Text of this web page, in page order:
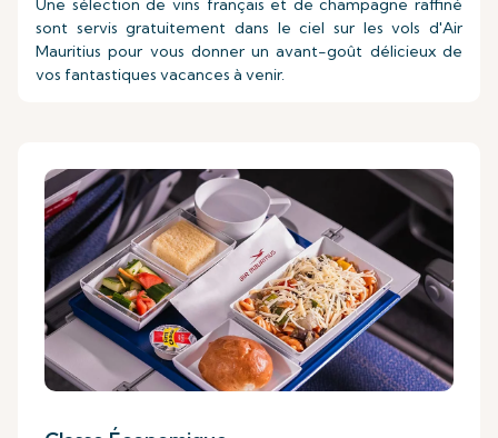
Une sélection de vins français et de champagne raffiné
sont servis gratuitement dans le ciel sur les vols d'Air
Mauritius pour vous donner un avant-goût délicieux de
vos fantastiques vacances à venir.